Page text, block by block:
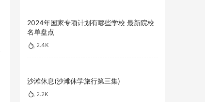
2024年国家专项计划有哪些学校 最新院校
名单盘点
2.4K
沙滩休息(沙滩休学旅行第三集)
2.2K